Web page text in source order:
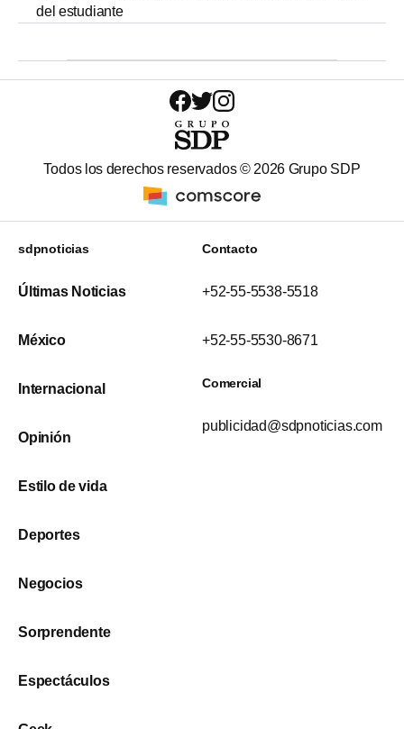
del estudiante
Todos los derechos reservados © 2026 Grupo SDP
sdpnoticias
Últimas Noticias
México
Internacional
Opinión
Estilo de vida
Deportes
Negocios
Sorprendente
Espectáculos
Contacto
+52-55-5538-5518
+52-55-5530-8671
Comercial
publicidad@sdpnoticias.com